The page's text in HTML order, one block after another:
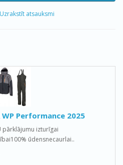
Uzrakstīt atsauksmi
WP Performance 2025
pārklājumu izturīgai
ūdensnecaurlai..